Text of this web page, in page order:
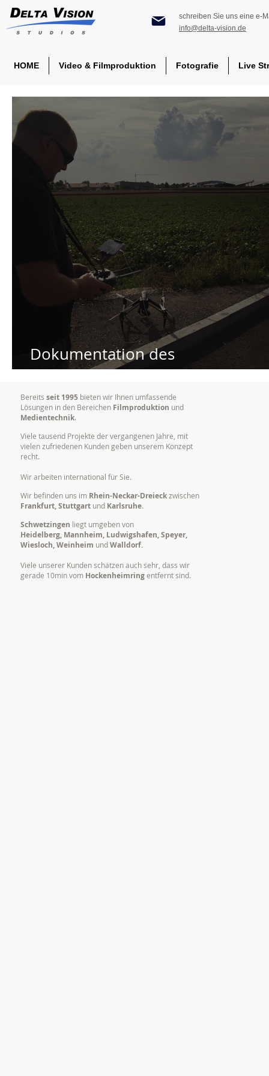
schreiben Sie uns eine e-
info@delta-vision.de
HOME Video & Filmproduktion Fotografie Live
Dokumentation des
Verkehrsaufkommens...
Bereits seit 1995 bieten wir Ihnen umfassende
Lösungen in den Bereichen Filmproduktion und
Medientechnik.
Viele tausend Projekte der vergangenen Jahre, mit
vielen zufriedenen Kunden geben unserem Konzept
recht.
Wir arbeiten international für Sie.
Wir befinden uns im Rhein-Neckar-Dreieckzwischen
Frankfurt, Stuttgart und Karlsruhe.
Schwetzingen liegt umgeben von
Heidelberg, Mannheim, Ludwigshafen, Speyer,
Wiesloch, Weinheim undWalldorf.
Viele unserer Kunden schätzen auch sehr, dass wir
gerade 10min vom Hockenheimringentfernt sind.